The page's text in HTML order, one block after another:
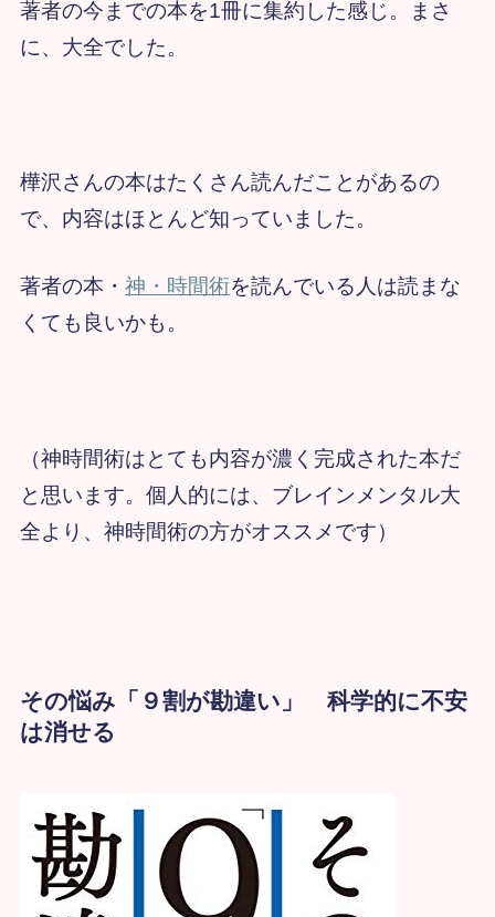
著者の今までの本を1冊に集約した感じ。まさ
に、大全でした。
樺沢さんの本はたくさん読んだことがあるの
で、内容はほとんど知っていました。
著者の本・ 神・時間術を読んでいる人は読まな
くても良いかも。
（神時間術はとても内容が濃く完成された本だ
と思います。個人的には、ブレインメンタル大
全より、神時間術の方がオススメです）
その悩み「９割が勘違い」 科学的に不安
は消せる